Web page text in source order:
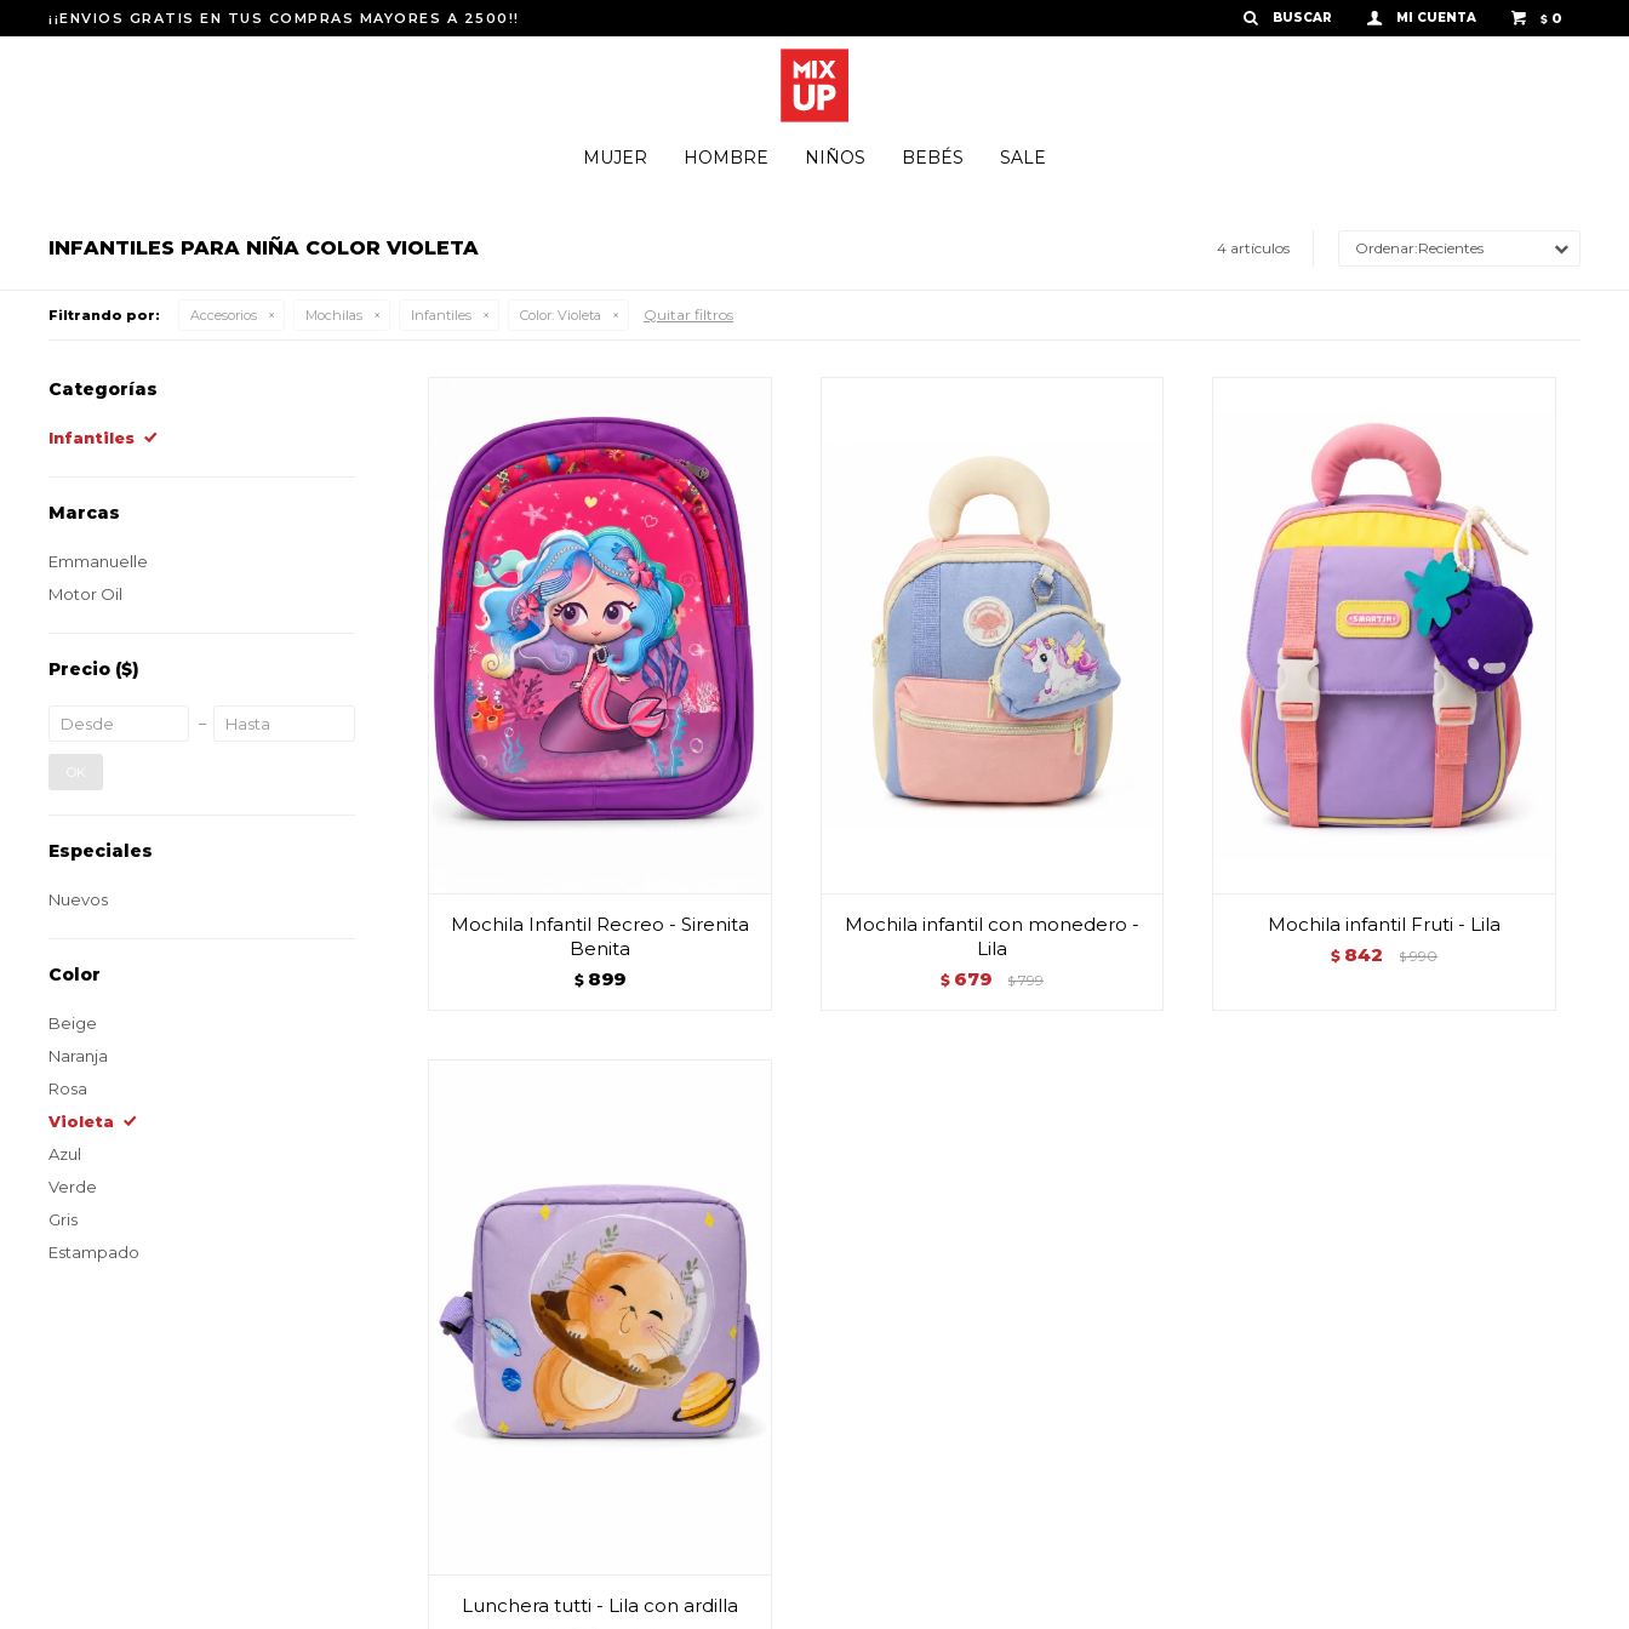
MUJER HOMBRE NIÑOS BEBÉS SALE
$ 0
¡¡ENVIOS GRATIS EN TUS COMPRAS MAYORES A 2500!!
INFANTILES PARA NIÑA COLOR VIOLETA 4 artículos Recientes
Filtrando por: Accesorios Mochilas Infantiles Color: Violeta Quitar filtros
Mochila Infantil Recreo - Sirenita
Benita
$ 899
Mochila infantil con monedero -
Lila
$ 679 $ 799
Mochila infantil Fruti - Lila
$ 842 $ 990
Lunchera tutti - Lila con ardilla
Categorías
Infantiles
Marcas
Emmanuelle
Motor Oil
Precio ($)
OK
Especiales
Nuevos
Color
Beige
Naranja
Rosa
Violeta
Azul
Verde
Gris
Estampado